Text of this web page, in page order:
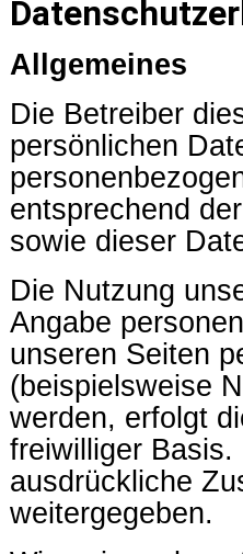
Allgemeines
Die Betreiber
persönlichen
entsprechend
sowie dieser
Die Nutzung
Angabe
unseren Seiten
(beispielsweise
werden, erfolgt
freiwilliger
ausdrückliche
weitergegeben.